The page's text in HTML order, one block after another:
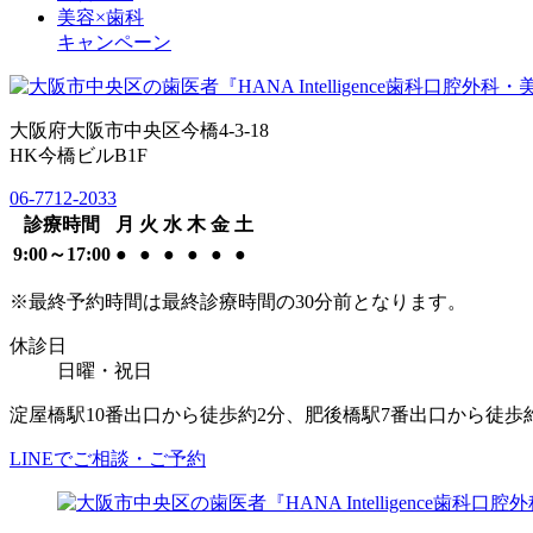
美容×歯科
キャンペーン
大阪府大阪市中央区今橋4-3-18
HK今橋ビルB1F
06-7712-2033
診療時間
月 火 水 木 金 土
9:00～17:00 ● ● ● ● ● ●
※最終予約時間は最終診療時間の30分前となります。
休診日
日曜・祝日
淀屋橋駅10番出口から徒歩約2分、肥後橋駅7番出口から徒歩
LINEでご相談・ご予約